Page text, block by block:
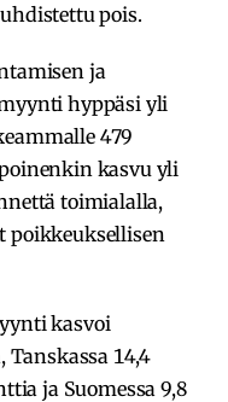
pois.
ja
hyppäsi yli
479
kasvu yli
toimialalla,
poikkeuksellisen
kasvoi
Tanskassa 14,4
ja Suomessa 9,8